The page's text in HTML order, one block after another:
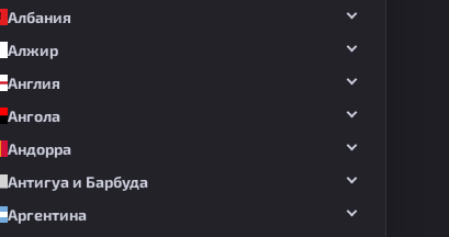
Албания
Алжир
Англия
Ангола
Андорра
Антигуа и Барбуда
Аргентина